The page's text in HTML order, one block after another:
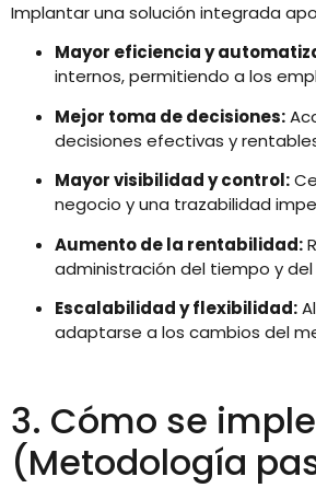
Implantar una solución integrada
Mayor eficiencia y
internos, permitiendo a los
Mejor toma de decisiones:
decisiones efectivas y
Mayor visibilidad y control:
negocio y una trazabilidad
Aumento de la rentabilidad:
administración del tiempo y
Escalabilidad y flexibilidad:
adaptarse a los cambios del
3. Cómo se
(Metodología